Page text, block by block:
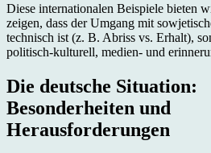
Diese internationalen Beispiele bieten
zeigen, dass der Umgang mit
technisch ist (z. B. Abriss vs. Erhalt),
politisch-kulturell, medien- und
Die deutsche Situation:
Besonderheiten und
Herausforderungen